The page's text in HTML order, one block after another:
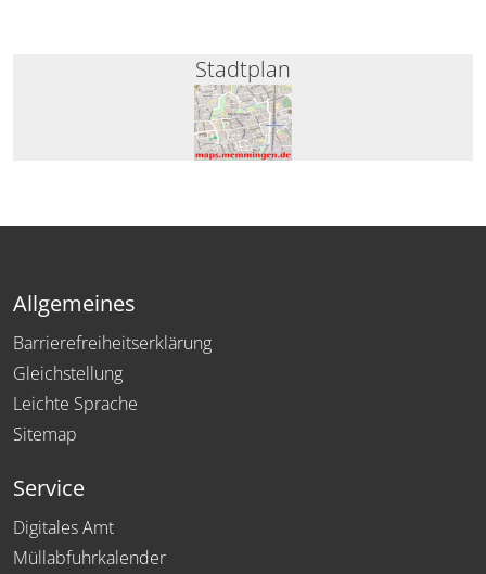
Stadtplan
Allgemeines
Barrierefreiheitserklärung
Gleichstellung
Leichte Sprache
Sitemap
Service
Digitales Amt
Müllabfuhrkalender